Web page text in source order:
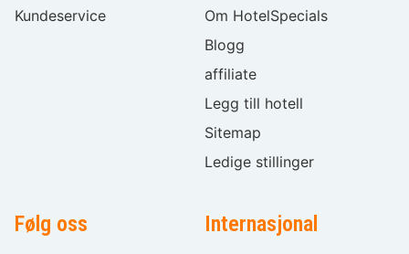
Kundeservice
Om HotelSpecials
Blogg
affiliate
Legg till hotell
Sitemap
Ledige stillinger
Følg oss Internasjonal